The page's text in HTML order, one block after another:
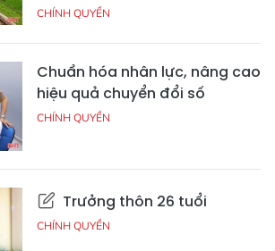
CHÍNH QUYỀN
Chuẩn hóa nhân lực, nâng cao
hiệu quả chuyển đổi số
CHÍNH QUYỀN
Trưởng thôn 26 tuổi
CHÍNH QUYỀN